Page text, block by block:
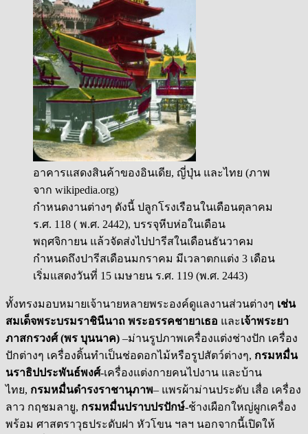
อาคารแสดงสินค้าของอินเดีย, ญี่ปุ่น และไทย (ภาพ
จาก wikipedia.org)
กำหนดงานต่างๆ ดังนี้ ปลูกโรงเรือนในเดือนตุลาคม
ร.ศ. 118 ( พ.ศ. 2442), บรรจุหีบห่อในเดือน
พฤศจิกายน แล้วจัดส่งไปปารีสในเดือนธันวาคม
กำหนดถึงปารีสเดือนมกราคม มีเวลาตกแต่ง 3 เดือน
เริ่มแสดงวันที่ 15 เมษายน ร.ศ. 119 (พ.ศ. 2443)
ทั้งทรงมอบหมายเจ้านายหลายพระองค์ดูแลงานส่วนต่างๆ เช่น
สมเด็จพระบรมราชินีนาถ พระอรรคชายาเธอ และเจ้าพระยา
ภาสกรวงศ์ (พร บุนนาค) –ม่านรูปภาพเครื่องแต่งช่างปัก เครื่อง
ปักต่างๆ เครื่องดิ้นทำเป็นช่อดอกไม้หรือรูปสัตว์ต่างๆ, กรมหมื่น
นราธิปประพันธ์พงศ์-เครื่องแต่งกายคนไปงาน และบ้าน
ไทย, กรมหมื่นดำรงราชานุภาพ– แพรผ้าม่านประดับ เสื่อ เครื่อง
ลาว กฤชมลายู, กรมหมื่นปราบปรปักษ์-ช้างเผือกใหญ่ผูกเครื่อง
พร้อม ศาสตราวุธประดับฝา หัวโขน ฯลฯ นอกจากนี้เปิดให้